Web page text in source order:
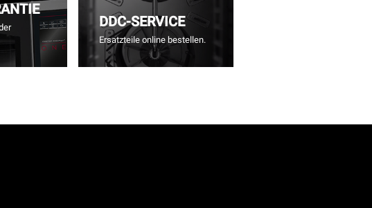
DDC-SERVICE
Ersatzteile online bestellen.